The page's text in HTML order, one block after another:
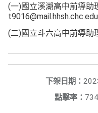
(一)國立溪湖高中前導助
(二)國立斗六高中前導助
下架日期：
點擊率： 734